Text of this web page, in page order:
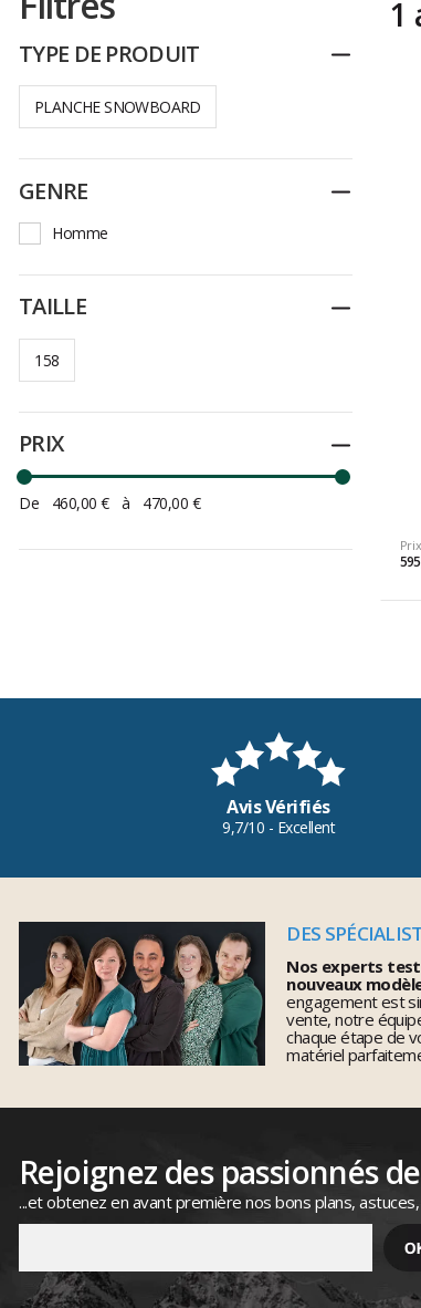
TYPE DE PRODUIT Replier
PLANCHE SNOWBOARD
GENRE Replier
Homme
TAILLE Replier
158
PRIX Replier
De 460,00 € à 470,00 €
1
Avis Vérifiés
9,7/10 - Excellent
DES
Nos experts
nouveaux
engagement est
vente, notre
chaque étape de
matériel
Rejoignez des passionnés
...et obtenez en avant première nos bons plans,